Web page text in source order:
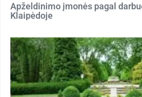
Apželdinimo įmonės pagal
Klaipėdoje